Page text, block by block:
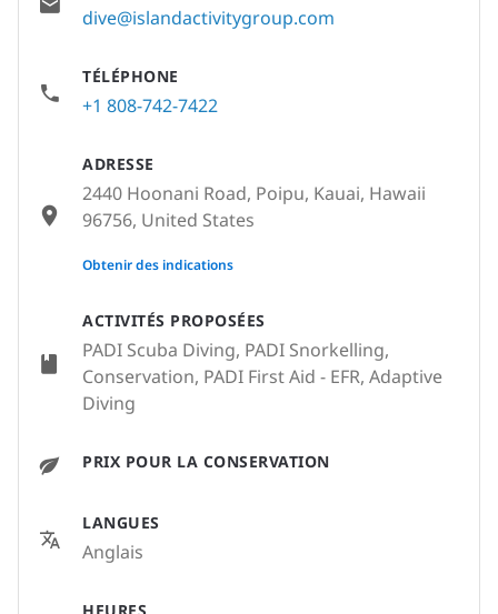
ACTIVITÉS PROPOSÉES
PADI Scuba Diving, PADI Snorkelling,
Conservation, PADI First Aid - EFR, Adaptive
Diving
PRIX POUR LA CONSERVATION
LANGUES
Anglais
dive@islandactivitygroup.com
TÉLÉPHONE
+1 808-742-7422
ADRESSE
2440 Hoonani Road, Poipu, Kauai, Hawaii
96756, United States
None
Obtenir des indications